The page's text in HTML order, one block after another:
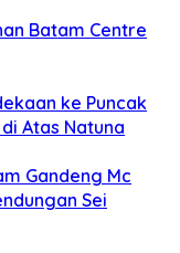
Batam Centre
ke Puncak
Atas Natuna
Gandeng Mc
Sei